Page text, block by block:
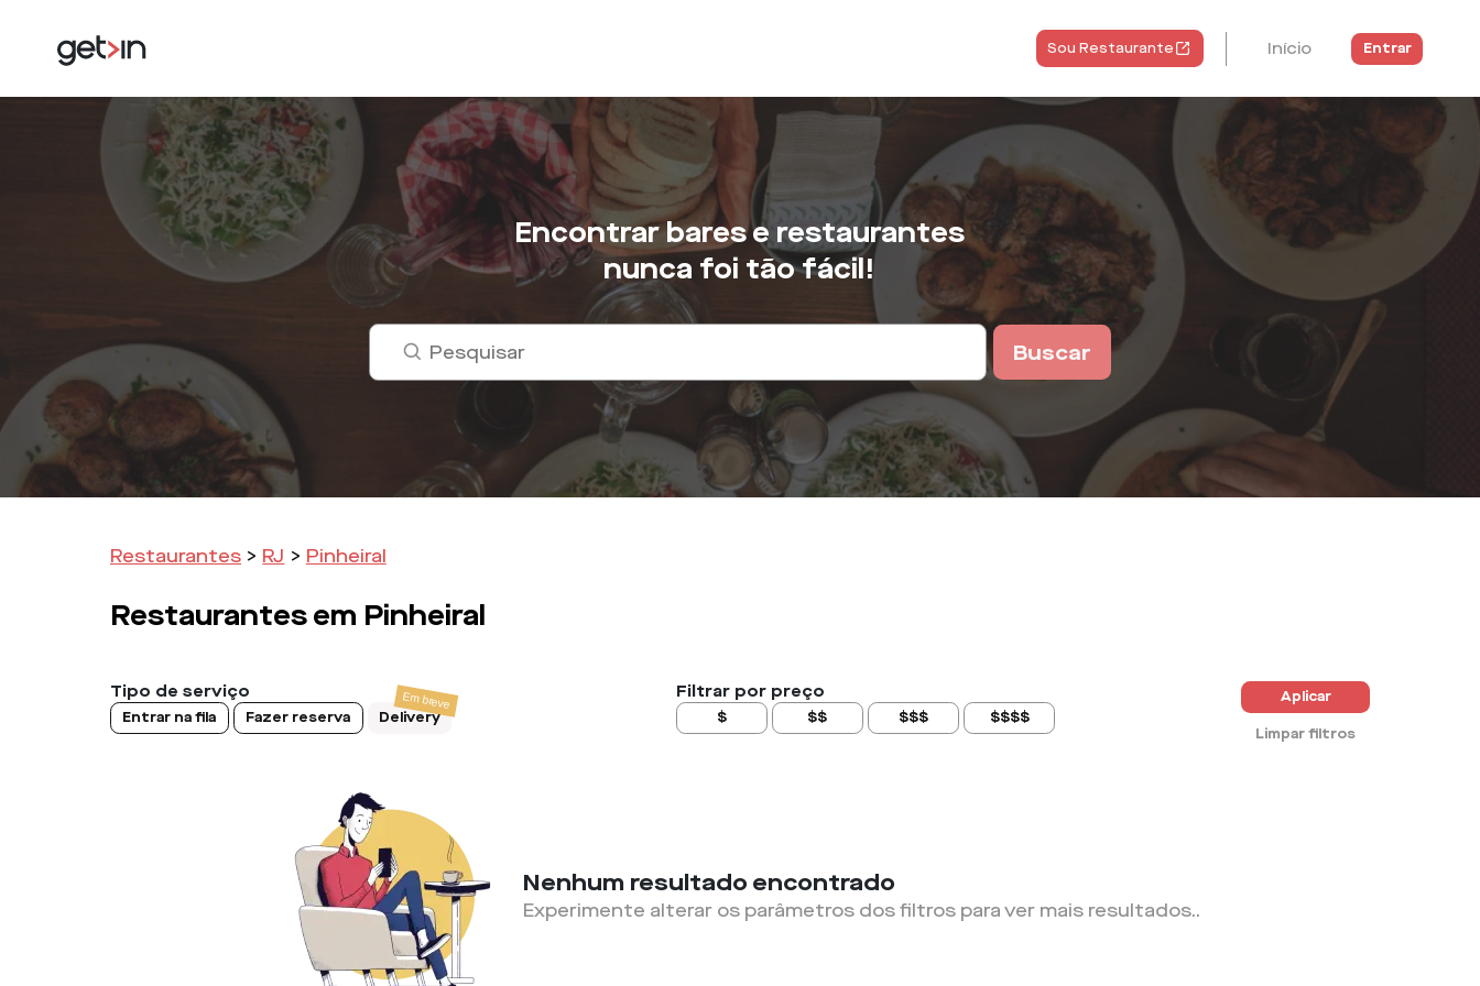
Sou Restaurante Início Entrar
Encontrar bares e restaurantes
nunca foi tão fácil!
Buscar
Restaurantes > RJ > Pinheiral
Restaurantes em Pinheiral
Tipo de serviço
Entrar na fila Fazer reserva Delivery
Filtrar por preço
$ $$ $$$ $$$$
Aplicar
Limpar filtros
Nenhum resultado encontrado
Experimente alterar os parâmetros dos filtros para ver mais resultados..